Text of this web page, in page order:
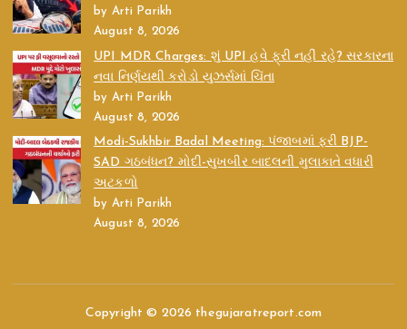
by Arti Parikh
August 8, 2026
UPI MDR Charges: શું UPI હવે ફ્રી નહીં રહે? સરકારના
નવા નિર્ણયથી કરોડો યુઝર્સમાં ચિંતા
by Arti Parikh
August 8, 2026
Modi-Sukhbir Badal Meeting: પંજાબમાં ફરી BJP-
SAD ગઠબંધન? મોદી-સુખબીર બાદલની મુલાકાતે વધારી
અટકળો
by Arti Parikh
August 8, 2026
Copyright © 2026 thegujaratreport.com